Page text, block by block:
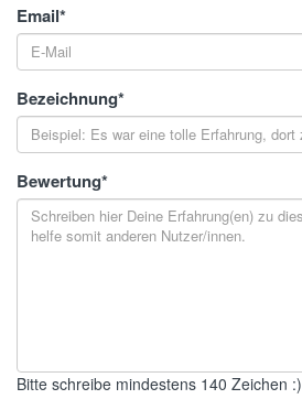
Email*
Bezeichnung*
Bewertung*
Bitte schreibe mindestens 140 Zeichen :)